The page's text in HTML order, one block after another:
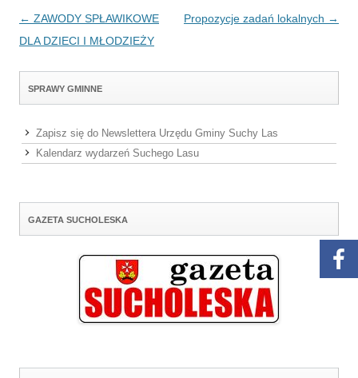
Post navigation
← ZAWODY SPŁAWIKOWE
DLA DZIECI I MŁODZIEŻY
Propozycje zadań lokalnych →
SPRAWY GMINNE
Zapisz się do Newslettera Urzędu Gminy Suchy Las
Kalendarz wydarzeń Suchego Lasu
GAZETA SUCHOLESKA